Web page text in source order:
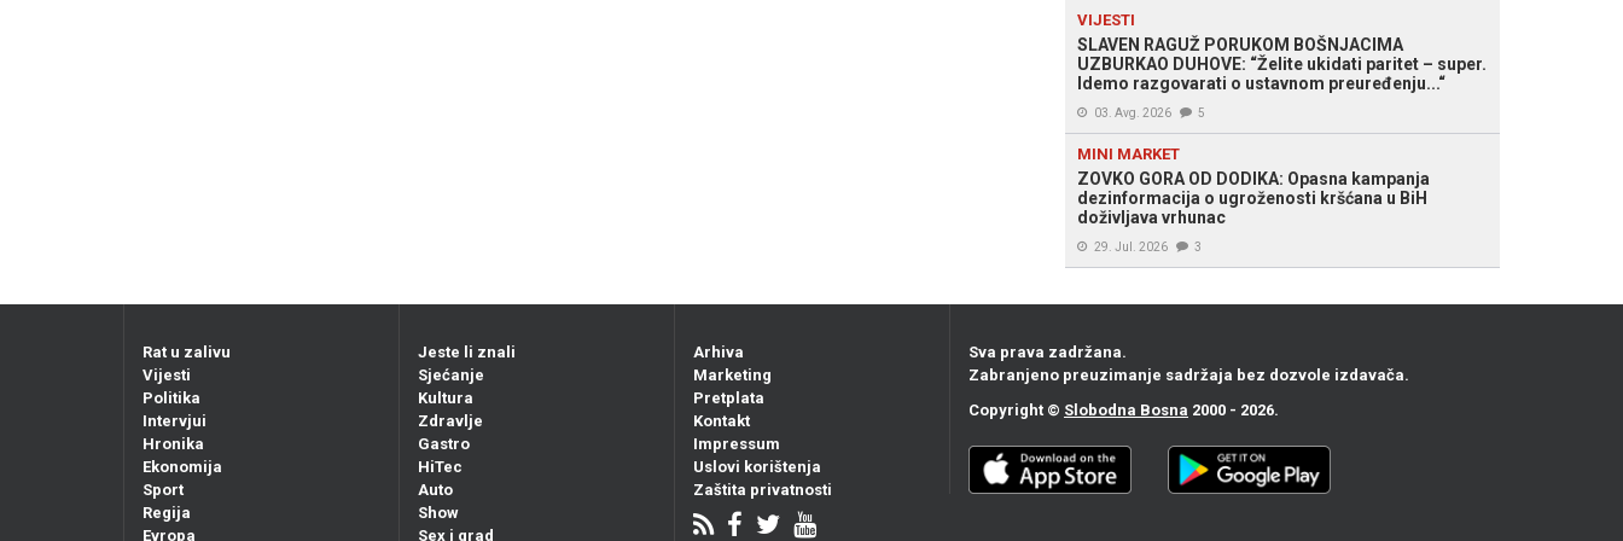
VIJESTI
SLAVEN RAGUŽ PORUKOM BOŠNJACIMA
UZBURKAO DUHOVE: “Želite ukidati paritet – super.
Idemo razgovarati o ustavnom preuređenju...“
03. Avg. 2026 5
MINI MARKET
ZOVKO GORA OD DODIKA: Opasna kampanja
dezinformacija o ugroženosti kršćana u BiH
doživljava vrhunac
29. Jul. 2026 3
Rat u zalivu
Vijesti
Politika
Intervjui
Hronika
Ekonomija
Sport
Regija
Evropa
Jeste li znali
Sjećanje
Kultura
Zdravlje
Gastro
HiTec
Auto
Show
Sex i grad
Arhiva
Marketing
Pretplata
Kontakt
Impressum
Uslovi korištenja
Zaštita privatnosti
Sva prava zadržana.
Zabranjeno preuzimanje sadržaja bez dozvole izdavača.
Copyright © Slobodna Bosna 2000 - 2026.